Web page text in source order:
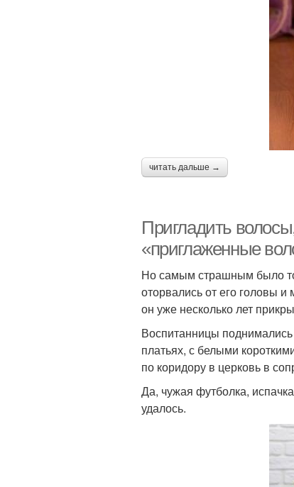
читать дальше →
Пригладить
«приглаженные
Но самым страшным было
оторвались от его головы
он уже несколько лет
Воспитанницы
платьях, с белыми
по коридору в церковь в
Да, чужая футболка,
удалось.